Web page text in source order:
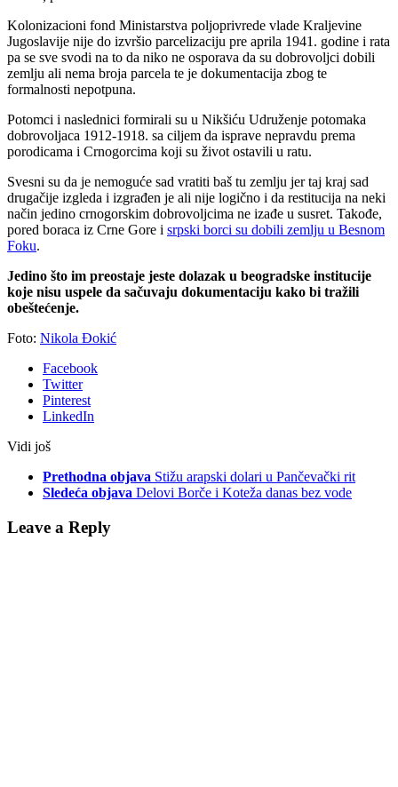
Kolonizacioni fond Ministarstva poljoprivrede vlade Kraljevine
Jugoslavije nije do izvršio parcelizaciju pre aprila 1941. godine i rata
pa se sve svodi na to da niko ne osporava da su dobrovoljci dobili
zemlju ali nema broja parcela te je dokumentacija zbog te
formalnosti nepotpuna.
Potomci i naslednici formirali su u Nikšiću Udruženje potomaka
dobrovoljaca 1912-1918. sa ciljem da isprave nepravdu prema
porodicama i Crnogorcima koji su život ostavili u ratu.
Svesni su da je nemoguće sad vratiti baš tu zemlju jer taj kraj sad
drugačije izgleda i izgrađen je ali nije logično i da restitucija na neki
način jedino crnogorskim dobrovoljcima ne izađe u susret. Takođe,
pored boraca iz Crne Gore i srpski borci su dobili zemlju u Besnom
Foku.
Jedino što im preostaje jeste dolazak u beogradske institucije
koje nisu uspele da sačuvaju dokumentaciju kako bi tražili
obeštećenje.
Foto: Nikola Đokić
Facebook
Twitter
Pinterest
LinkedIn
Vidi još
Prethodna objava Stižu arapski dolari u Pančevački rit
Sledeća objava Delovi Borče i Koteža danas bez vode
Leave a Reply